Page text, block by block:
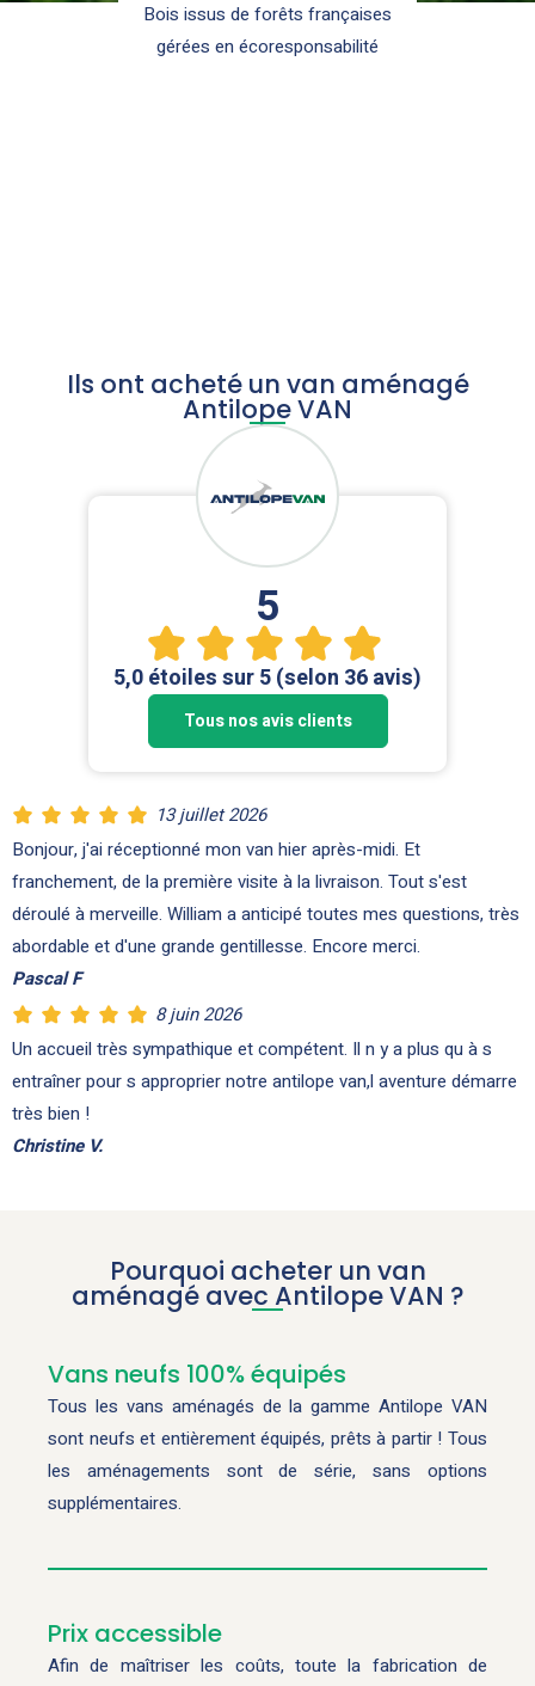
Bois issus de forêts françaises
gérées en écoresponsabilité
Ils ont acheté un van aménagé
Antilope VAN
13 juillet 2026
Bonjour, j'ai réceptionné mon van hier après-midi. Et
franchement, de la première visite à la livraison. Tout s'est
déroulé à merveille. William a anticipé toutes mes questions, très
abordable et d'une grande gentillesse. Encore merci.
Pascal F
8 juin 2026
Un accueil très sympathique etcompétent. Il n y a plus qu à s
entraîner pour s approprier notre antilope van,l aventure démarre
très bien !
Christine V.
5
5,0 étoiles sur 5 (selon 36 avis)
Tous nos avis clients
Pourquoi acheter un van
aménagé avec Antilope VAN ?
Vans neufs 100% équipés
Tous les vans aménagés de la gamme Antilope VAN
sont neufs et entièrement équipés, prêts à partir ! Tous
les aménagements sont de série, sans options
supplémentaires.
Prix accessible
Afin de maîtriser les coûts, toute la fabrication de